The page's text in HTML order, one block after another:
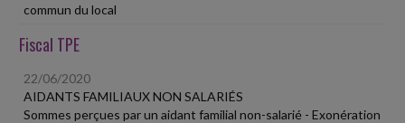
commun du local
Fiscal TPE
22/06/2020
AIDANTS FAMILIAUX NON SALARIÉS
Sommes perçues par un aidant familial non-salarié - Exonération